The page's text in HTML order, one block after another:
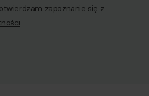
zapoznanie się z
.